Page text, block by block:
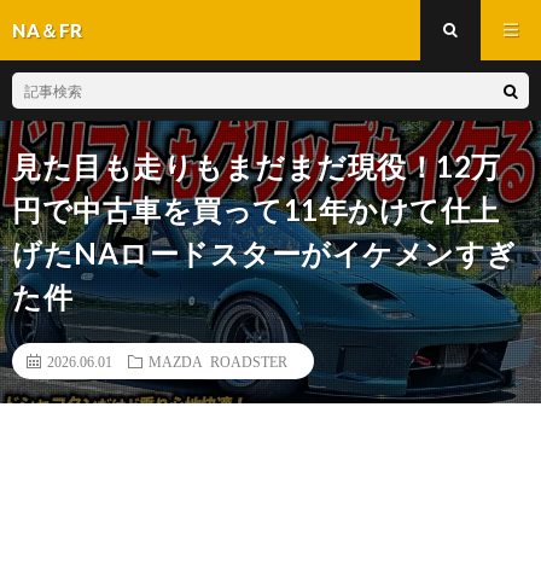
NA＆FR
見た目も走りもまだまだ現役！12万
円で中古車を買って11年かけて仕上
げたNAロードスターがイケメンすぎ
た件
2026.06.01 MAZDA ROADSTER